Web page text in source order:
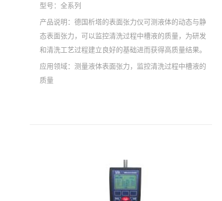
型号： 全系列
产品说明： 德国析塔的表面张力仪可测液体的动态与静
态表面张力，可以监控清洗过程中槽液的质量，为研发
和清洗工艺过程建立良好的基础进而获得高质量结果。
应用领域： 测量液体表面张力，监控清洗过程中槽液的
质量